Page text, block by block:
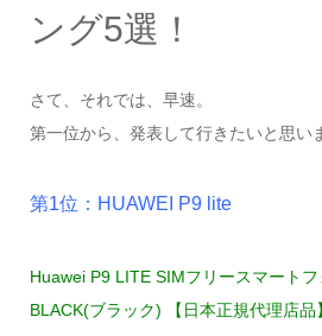
ング5選！
さて、それでは、早速。
第一位から、発表して行きたいと思い
第1位：HUAWEI P9 lite
Huawei P9 LITE SIMフリースマート
BLACK(ブラック) 【日本正規代理店品】